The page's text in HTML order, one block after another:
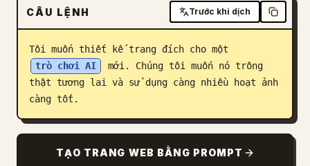
Tải xuống
Blog
Cập nhật
CÂU LỆNH Trước khi dịch
Tôi muốn thiết kế trang đích cho một
trò chơi AI
mới. Chúng tôi muốn nó trông
thật tương lai và sử dụng càng nhiều hoạt ảnh
càng tốt.
TẠO TRANG WEB BẰNG PROMPT